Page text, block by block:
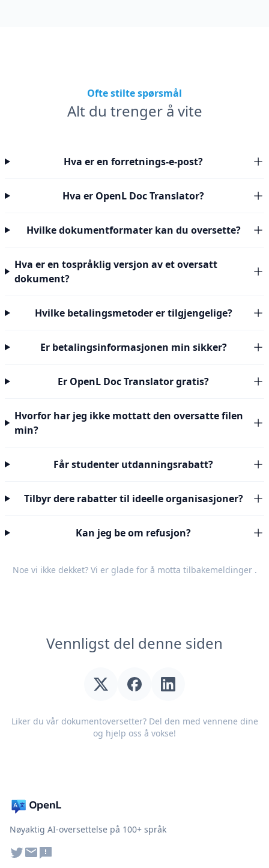
Ofte stilte spørsmål
Alt du trenger å vite
Hva er en forretnings-e-post?
Hva er OpenL Doc Translator?
Hvilke dokumentformater kan du oversette?
Hva er en tospråklig versjon av et oversatt
dokument?
Hvilke betalingsmetoder er tilgjengelige?
Er betalingsinformasjonen min sikker?
Er OpenL Doc Translator gratis?
Hvorfor har jeg ikke mottatt den oversatte filen
min?
Får studenter utdanningsrabatt?
Tilbyr dere rabatter til ideelle organisasjoner?
Kan jeg be om refusjon?
Noe vi ikke dekket? Vi er glade for å motta tilbakemeldinger.
Vennligst del denne siden
Liker du vår dokumentoversetter? Del den med vennene dine
og hjelp oss å vokse!
Nøyaktig AI-oversettelse på 100+ språk